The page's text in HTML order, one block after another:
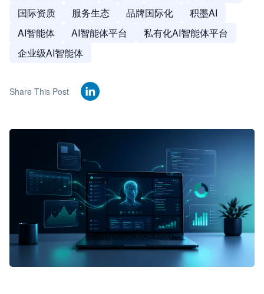
国际资质
服务生态 品牌国际化
积墨AI
AI智能体
AI智能体平台
私有化AI智能体平台
企业级AI智能体
Share This Post